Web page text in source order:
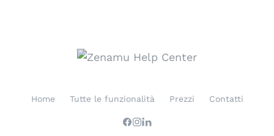
Home Tutte le funzionalità Prezzi Contatti